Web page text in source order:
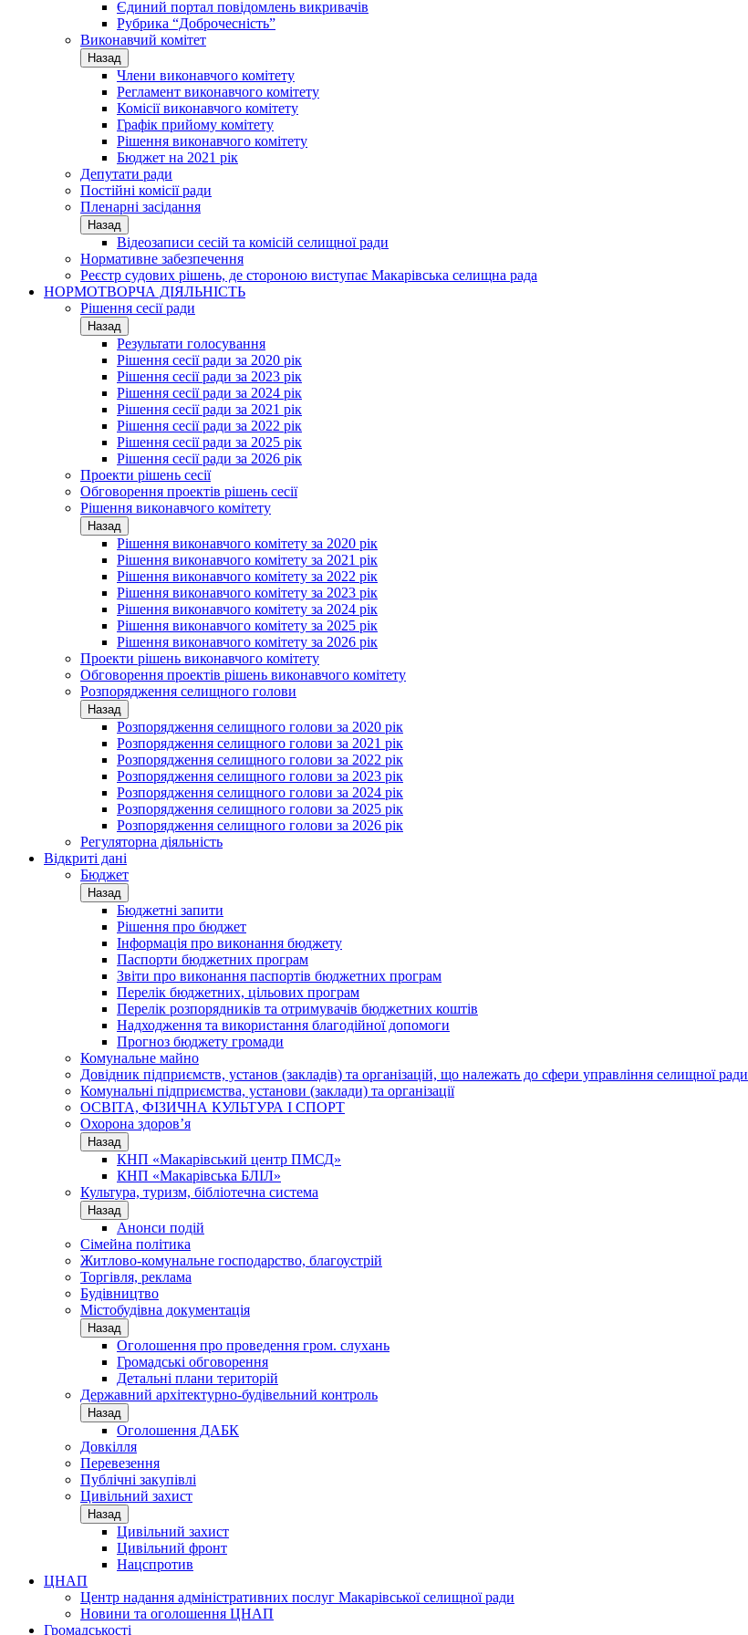
Єдиний портал повідомлень викривачів
Рубрика “Доброчесність”
Виконавчий комітет
Назад
Члени виконавчого комітету
Регламент виконавчого комітету
Комісії виконавчого комітету
Графік прийому комітету
Рішення виконавчого комітету
Бюджет на 2021 рік
Депутати ради
Постійні комісії ради
Пленарні засідання
Назад
Відеозаписи сесій та комісій селищної ради
Нормативне забезпечення
Реєстр судових рішень, де стороною виступає Макарівська селищна рада
НОРМОТВОРЧА ДІЯЛЬНІСТЬ
Рішення сесії ради
Назад
Результати голосування
Рішення сесії ради за 2020 рік
Рішення сесії ради за 2023 рік
Рішення сесії ради за 2024 рік
Рішення сесії ради за 2021 рік
Рішення сесії ради за 2022 рік
Рішення сесії ради за 2025 рік
Рішення сесії ради за 2026 рік
Проекти рішень сесії
Обговорення проектів рішень сесії
Рішення виконавчого комітету
Назад
Рішення виконавчого комітету за 2020 рік
Рішення виконавчого комітету за 2021 рік
Рішення виконавчого комітету за 2022 рік
Рішення виконавчого комітету за 2023 рік
Рішення виконавчого комітету за 2024 рік
Рішення виконавчого комітету за 2025 рік
Рішення виконавчого комітету за 2026 рік
Проекти рішень виконавчого комітету
Обговорення проектів рішень виконавчого комітету
Розпорядження селищного голови
Назад
Розпорядження селищного голови за 2020 рік
Розпорядження селищного голови за 2021 рік
Розпорядження селищного голови за 2022 рік
Розпорядження селищного голови за 2023 рік
Розпорядження селищного голови за 2024 рік
Розпорядження селищного голови за 2025 рік
Розпорядження селищного голови за 2026 рік
Регуляторна діяльність
Відкриті дані
Бюджет
Назад
Бюджетні запити
Рішення про бюджет
Інформація про виконання бюджету
Паспорти бюджетних програм
Звіти про виконання паспортів бюджетних програм
Перелік бюджетних, цільових програм
Перелік розпорядників та отримувачів бюджетних коштів
Надходження та використання благодійної допомоги
Прогноз бюджету громади
Комунальне майно
Довідник підприємств, установ (закладів) та організацій, що належать до сфери управління селищної ради
Комунальні підприємства, установи (заклади) та організації
ОСВІТА, ФІЗИЧНА КУЛЬТУРА І СПОРТ
Охорона здоров’я
Назад
КНП «Макарівський центр ПМСД»
КНП «Макарівська БЛІЛ»
Культура, туризм, бібліотечна система
Назад
Анонси подій
Сімейна політика
Житлово-комунальне господарство, благоустрій
Торгівля, реклама
Будівництво
Містобудівна документація
Назад
Оголошення про проведення гром. слухань
Громадські обговорення
Детальні плани територій
Державний архітектурно-будівельний контроль
Назад
Оголошення ДАБК
Довкілля
Перевезення
Публічні закупівлі
Цивільний захист
Назад
Цивільний захист
Цивільний фронт
Нацспротив
ЦНАП
Центр надання адміністративних послуг Макарівської селищної ради
Новини та оголошення ЦНАП
Громадськості